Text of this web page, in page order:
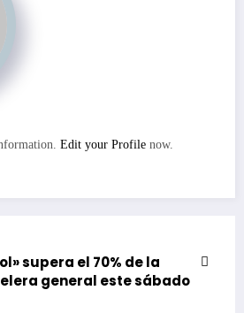
Edit your Profile now.
supera el 70% de la
general este sábado